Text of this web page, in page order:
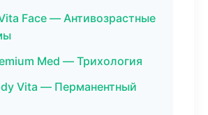
Face — Антивозрастные
Med — Трихология
Vita — Перманентный